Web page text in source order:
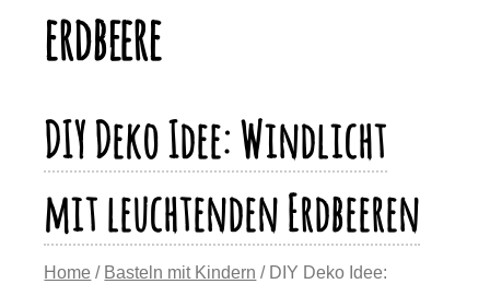
erdbeere
DIY Deko Idee: Windlicht
mit leuchtenden Erdbeeren
Home / Basteln mit Kindern / DIY Deko Idee: